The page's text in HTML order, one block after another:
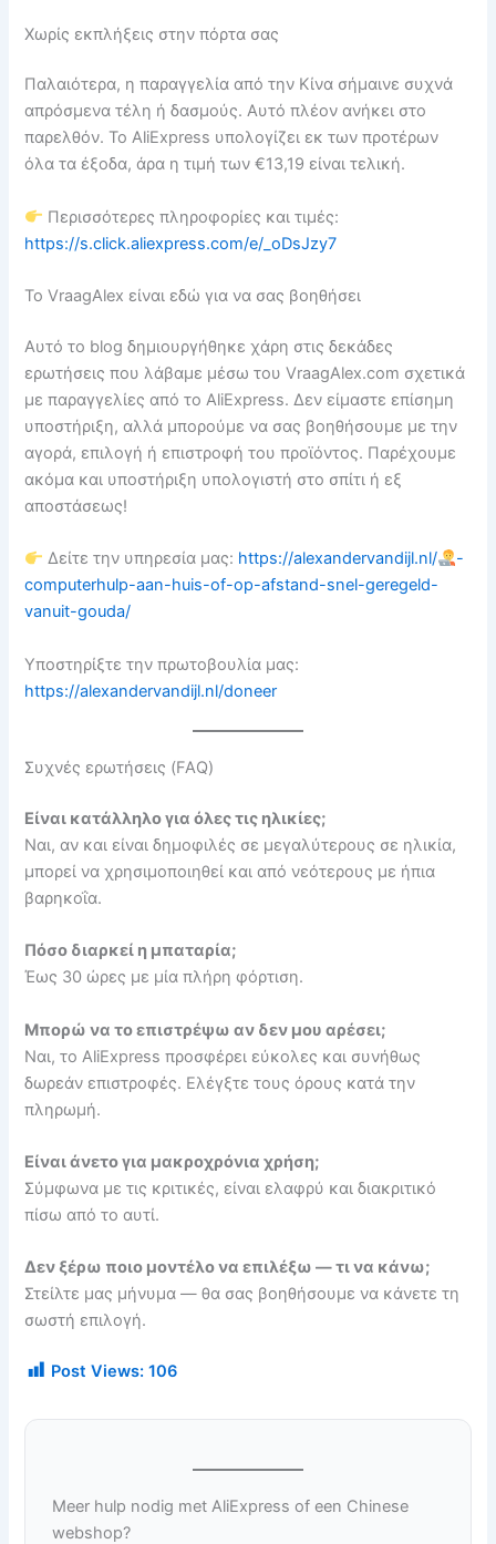
Χωρίς εκπλήξεις στην πόρτα σας
Παλαιότερα, η παραγγελία από την Κίνα σήμαινε συχνά
απρόσμενα τέλη ή δασμούς. Αυτό πλέον ανήκει στο
παρελθόν. Το AliExpress υπολογίζει εκ των προτέρων
όλα τα έξοδα, άρα η τιμή των €13,19 είναι τελική.
Περισσότερες πληροφορίες και τιμές:
https://s.click.aliexpress.com/e/_oDsJzy7
Το VraagAlex είναι εδώ για να σας βοηθήσει
Αυτό το blog δημιουργήθηκε χάρη στις δεκάδες
ερωτήσεις που λάβαμε μέσω του VraagAlex.com σχετικά
με παραγγελίες από το AliExpress. Δεν είμαστε επίσημη
υποστήριξη, αλλά μπορούμε να σας βοηθήσουμε με την
αγορά, επιλογή ή επιστροφή του προϊόντος. Παρέχουμε
ακόμα και υποστήριξη υπολογιστή στο σπίτι ή εξ
αποστάσεως!
Δείτε την υπηρεσία μας: https://alexandervandijl.nl/
-
computerhulp-aan-huis-of-op-afstand-snel-geregeld-
vanuit-gouda/
Υποστηρίξτε την πρωτοβουλία μας:
https://alexandervandijl.nl/doneer
Συχνές ερωτήσεις (FAQ)
Είναι κατάλληλο για όλες τις ηλικίες;
Ναι, αν και είναι δημοφιλές σε μεγαλύτερους σε ηλικία,
μπορεί να χρησιμοποιηθεί και από νεότερους με ήπια
βαρηκοΐα.
Πόσο διαρκεί η μπαταρία;
Έως 30 ώρες με μία πλήρη φόρτιση.
Μπορώ να το επιστρέψω αν δεν μου αρέσει;
Ναι, το AliExpress προσφέρει εύκολες και συνήθως
δωρεάν επιστροφές. Ελέγξτε τους όρους κατά την
πληρωμή.
Είναι άνετο για μακροχρόνια χρήση;
Σύμφωνα με τις κριτικές, είναι ελαφρύ και διακριτικό
πίσω από το αυτί.
Δεν ξέρω ποιο μοντέλο να επιλέξω — τι να κάνω;
Στείλτε μας μήνυμα — θα σας βοηθήσουμε να κάνετε τη
σωστή επιλογή.
Post Views: 106
Meer hulp nodig met AliExpress of een Chinese
webshop?